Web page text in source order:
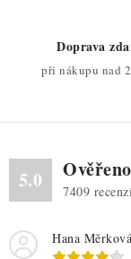
Doprava
při nákupu nad
5.0 7409
Hana Měrková